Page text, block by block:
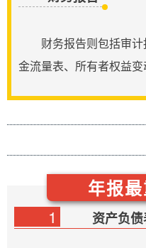
财务报告则包括审
金流量表、所有者权益变
年报
1 资产负